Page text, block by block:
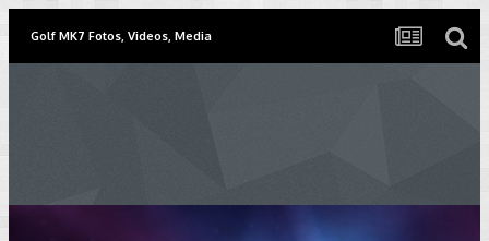
Golf MK7 Fotos, Videos, Media